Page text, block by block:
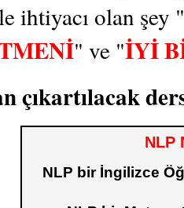
ihtiyacı olan şey "
" ve "İYİ
çıkartılacak
NLP
NLP bir İngilizce